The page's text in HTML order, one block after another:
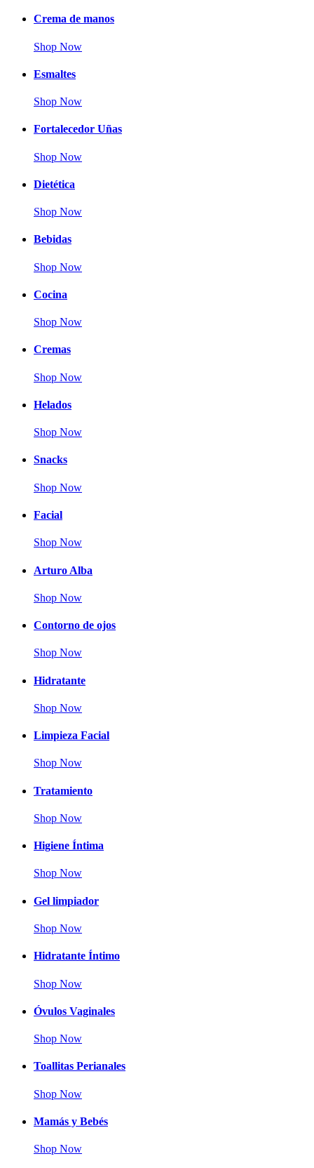
Crema de manos
Shop Now
Esmaltes
Shop Now
Fortalecedor Uñas
Shop Now
Dietética
Shop Now
Bebidas
Shop Now
Cocina
Shop Now
Cremas
Shop Now
Helados
Shop Now
Snacks
Shop Now
Facial
Shop Now
Arturo Alba
Shop Now
Contorno de ojos
Shop Now
Hidratante
Shop Now
Limpieza Facial
Shop Now
Tratamiento
Shop Now
Higiene Íntima
Shop Now
Gel limpiador
Shop Now
Hidratante Íntimo
Shop Now
Óvulos Vaginales
Shop Now
Toallitas Perianales
Shop Now
Mamás y Bebés
Shop Now